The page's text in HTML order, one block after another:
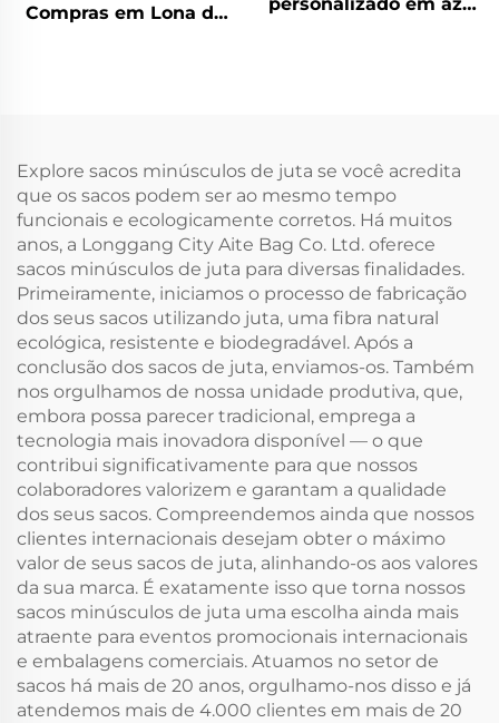
Compras em Lona de
personalizado em azul
Explore sacos minúsculos de juta se você acredita
que os sacos podem ser ao mesmo tempo
funcionais e ecologicamente corretos. Há muitos
anos, a Longgang City Aite Bag Co. Ltd. oferece
sacos minúsculos de juta para diversas finalidades.
Primeiramente, iniciamos o processo de fabricação
dos seus sacos utilizando juta, uma fibra natural
ecológica, resistente e biodegradável. Após a
conclusão dos sacos de juta, enviamos-os. Também
nos orgulhamos de nossa unidade produtiva, que,
embora possa parecer tradicional, emprega a
tecnologia mais inovadora disponível — o que
contribui significativamente para que nossos
colaboradores valorizem e garantam a qualidade
dos seus sacos. Compreendemos ainda que nossos
clientes internacionais desejam obter o máximo
valor de seus sacos de juta, alinhando-os aos valores
da sua marca. É exatamente isso que torna nossos
sacos minúsculos de juta uma escolha ainda mais
atraente para eventos promocionais internacionais
e embalagens comerciais. Atuamos no setor de
sacos há mais de 20 anos, orgulhamo-nos disso e já
atendemos mais de 4.000 clientes em mais de 20